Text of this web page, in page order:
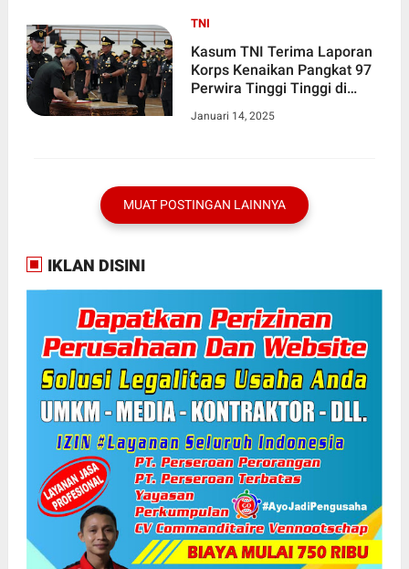
TNI
Kasum TNI Terima Laporan
Korps Kenaikan Pangkat 97
Perwira Tinggi Tinggi di
Januari 14, 2025
MUAT POSTINGAN LAINNYA
IKLAN DISINI